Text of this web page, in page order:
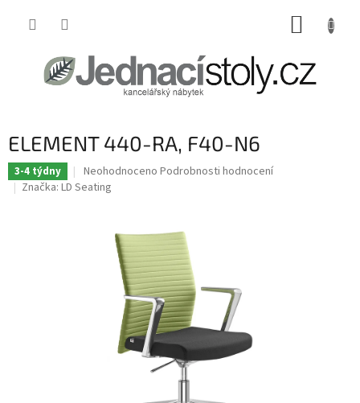
ELEMENT 440-RA, F40-N6
3-4 týdny
Průměrné
hodnocení
hvězdiček.
Neohodnoceno Podrobnosti hodnocení
Značka: LD Seating